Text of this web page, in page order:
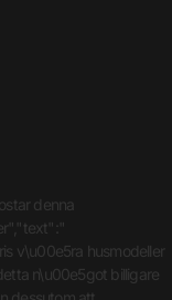
denna
v\u00e5ra husmodeller
n\u00e5got billigare